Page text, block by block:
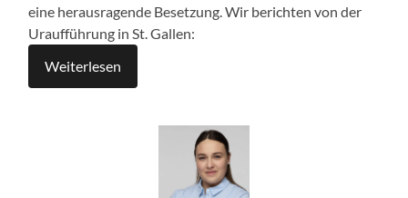
eine herausragende Besetzung. Wir berichten von der
Uraufführung in St. Gallen:
Weiterlesen